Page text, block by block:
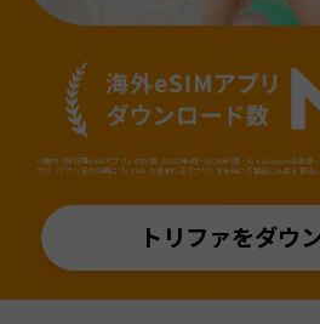
※国内「旅行用eSIMアプリ」のDL数（2025年4月～2026年3月・iOS&Android合算値
プリ（アプリ名か説明に「eSIM」が含まれるアプリ）を当社にて抽出しDL数を算出。
トリファをダウ